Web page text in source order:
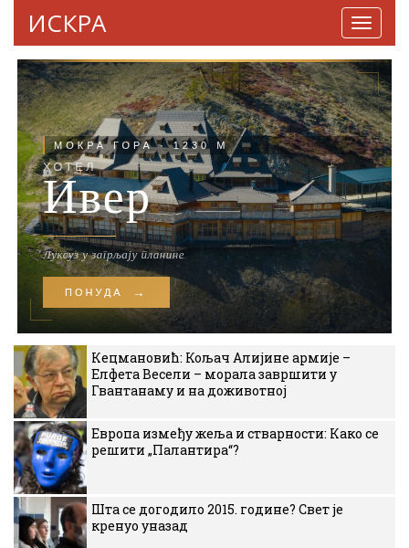
ИСКРА
Кецмановић: Кољач Алијине армије –
Елфета Весели – морала завршити у
Гвантанаму и на доживотној
Европа између жеља и стварности: Како се
решити „Палантира“?
Шта се догодило 2015. године? Свет је
кренуо уназад